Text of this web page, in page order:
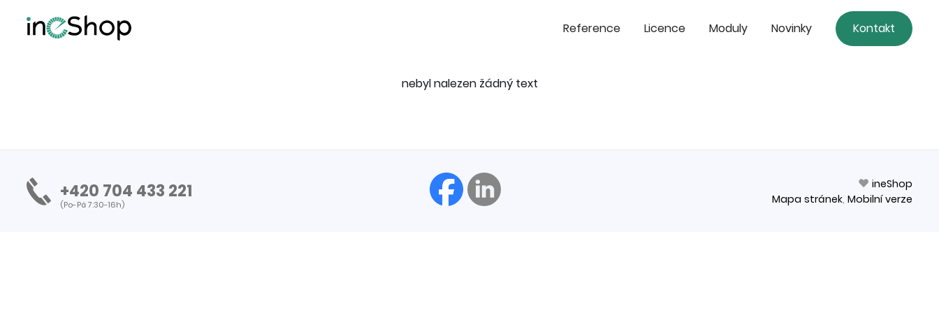
nebyl nalezen žádný text
Reference Licence Moduly Novinky Kontakt
+420 704 433 221
(Po-Pá 7:30-16h)
❤ ineShop
Mapa stránek, Mobilní verze